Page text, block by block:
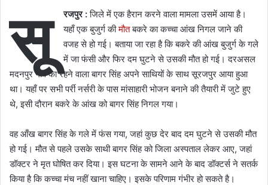
सू रजपुर :जिले में एक हैरान करने वाला मामला उसमें आया है।
यहाँ एक बुजुर्ग कीमौतबकरे का कच्चा आंख निगल जाने की
वजह से हो गई। बताया जा रहा है कि बकरे की आंख बुजुर्ग के गले
में जा फंसी और फिर दम घुटने से उसकी मौत हो गई। दरअसल
मदनपुर गांव का रहने वाला बागर सिंह अपने साथियों के साथ सूरजपुर आया हुआ
था। यहाँ पर सभी पर्री नर्सरी के पास मांसाहारी भोजन बनाने की तैयारी में जुटे हुए
थे, इसी दौरान बकरे के आंख को बागर सिंह निगल गया।
वह आँख बागर सिंह के गले में फंस गया, जहां कुछ देर बाद दम घुटने से उसकी मौत
हो गई। मौत से पहले उसके साथी बागर सिंह को जिला अस्पताल लेकर आए, जहां
डॉक्टर ने मृत घोषित कर दिया। इस घटना के सामने आने के बाद डॉक्टर्स ने सतर्क
किया है कि कच्चा मंच नहीं खाना चाहिए। इसके परिणाम गंभीर हो सकते है।